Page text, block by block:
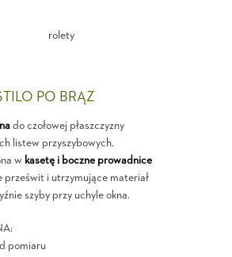
PO BRĄZ
do czołowej płaszczyzny
listew przyszybowych.
w kasetę i boczne prowadnice
prześwit i utrzymujące materiał
szyby przy uchyle okna.
pomiaru